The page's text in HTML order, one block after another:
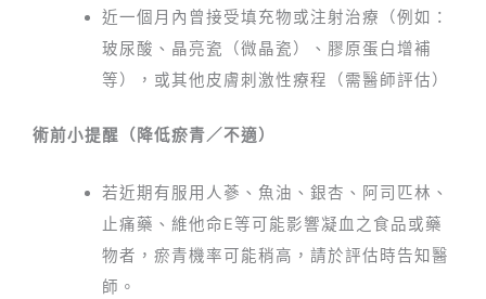
近一個月內曾接受填充物或注射治療（例如：
玻尿酸、晶亮瓷（微晶瓷）、膠原蛋白增補
等），或其他皮膚刺激性療程（需醫師評估）
術前小提醒（降低瘀青／不適）
若近期有服用人蔘、魚油、銀杏、阿司匹林、
止痛藥、維他命E等可能影響凝血之食品或藥
物者，瘀青機率可能稍高，請於評估時告知醫
師。